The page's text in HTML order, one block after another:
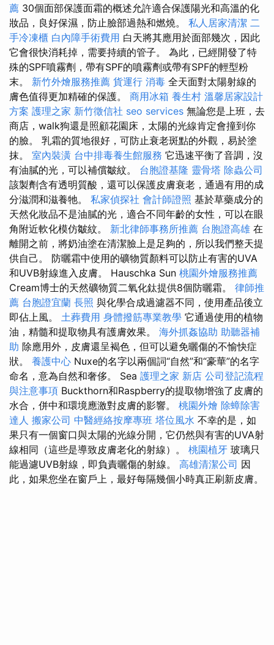
薦 30個面部保護面霜的概述允許適合保護陽光和高溫的化
妝品，良好保濕，防止臉部過熱和燃燒。 私人居家清潔 二
手冷凍櫃 白內障手術費用 白天將其應用於面部幾次，因此
它會很快消耗掉，需要持續的管子。 為此，已經開發了特
殊的SPF噴霧劑，帶有SPF的噴霧劑或帶有SPF的輕型粉
末。 新竹外燴服務推薦 貨運行 消毒 全天面對太陽射線的
膚色值得更加精確的保護。 商用冰箱 養生村 溫馨居家設計
方案 護理之家 新竹徵信社 seo services 無論您是上班，去
商店，walk狗還是照顧花園床，太陽的光線肯定會撞到你
的臉。 乳霜的質地很好，可防止衰老斑點的外觀，易於塗
抹。 室內裝潢 台中排毒養生館服務 它迅速平衡了音調，沒
有油膩的光，可以補償皺紋。 台胞證基隆 靈骨塔 除蟲公司
該製劑含有透明質酸，還可以保護皮膚衰老，通過有用的成
分滋潤和滋養牠。 私家偵探社 會計師證照 基於草藥成分的
天然化妝品不是油膩的光，適合不同年齡的女性，可以在眼
角附近軟化模仿皺紋。 新北律師事務所推薦 台胞證高雄 在
離開之前，將奶油塗在清潔臉上是足夠的，所以我們整天提
供自己。 防曬霜中使用的礦物質顏料可以防止有害的UVA
和UVB射線進入皮膚。 Hauschka Sun 桃園外燴服務推薦
Cream博士的天然礦物質二氧化鈦提供8個防曬霜。 律師推
薦 台胞證宜蘭 長照 與化學合成過濾器不同，使用產品後立
即佔上風。 土葬費用 身體撥筋專業教學 它通過使用的植物
油，精髓和提取物具有護膚效果。 海外抓姦協助 助聽器補
助 除應用外，皮膚還呈褐色，但可以避免曬傷的不愉快症
狀。 養護中心 Nuxe的名字以兩個詞“自然”和“豪華”的名字
命名，意為自然和奢侈。 Sea 護理之家 新店 公司登記流程
與注意事項 Buckthorn和Raspberry的提取物增強了皮膚的
水合，併中和環境應激對皮膚的影響。 桃園外燴 除蟑除害
達人 搬家公司 中醫經絡按摩專班 塔位風水 不幸的是，如
果只有一個窗口與太陽的光線分開，它仍然與有害的UVA射
線相同（這些是導致皮膚老化的射線）。 桃園植牙 玻璃只
能過濾UVB射線，即負責曬傷的射線。 高雄清潔公司 因
此，如果您坐在窗戶上，最好每隔幾個小時真正刷新皮膚。